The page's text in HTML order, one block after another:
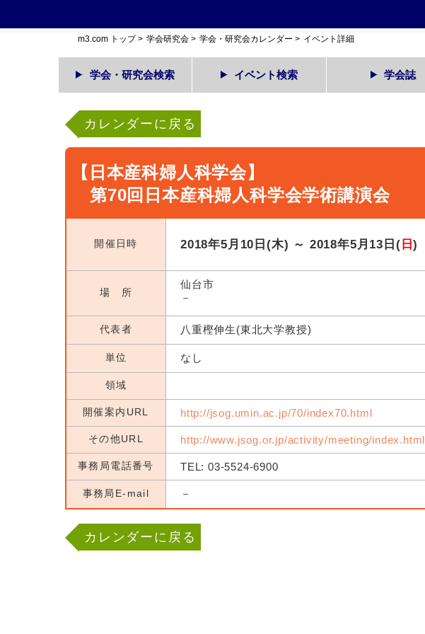
m3.com トップ> 学会研究会 > 学会・研究会カレンダー > イベント詳細
学会・研究会検索 イベント検索 学会誌
カレンダーに戻る
【日本産科婦人科学会】
第70回日本産科婦人科学会学術講演会
開催日時 2018年5月10日(木) ～ 2018年5月13日( 日)
場 所
仙台市
－
代表者 八重樫伸生(東北大学教授)
単位 なし
領域
開催案内URL http://jsog.umin.ac.jp/70/index70.html
その他URL http://www.jsog.or.jp/activity/meeting/index.html
事務局電話番号 TEL: 03-5524-6900
事務局E-mail －
カレンダーに戻る